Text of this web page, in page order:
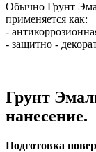
Обычно Грунт
применяется как:
-
- защитно -
Грунт
нанесение.
Подготовка